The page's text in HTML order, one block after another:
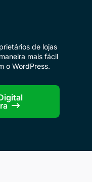
de lojas
mais fácil
o WordPress.